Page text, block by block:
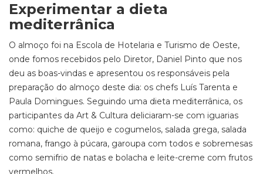
Experimentar a dieta
mediterrânica
O almoço foi na Escola de Hotelaria e Turismo de Oeste,
onde fomos recebidos pelo Diretor, Daniel Pinto que nos
deu as boas-vindas e apresentou os responsáveis pela
preparação do almoço deste dia: os chefs Luís Tarenta e
Paula Domingues. Seguindo uma dieta mediterrânica, os
participantes da Art & Cultura deliciaram-se com iguarias
como: quiche de queijo e cogumelos, salada grega, salada
romana, frango à púcara, garoupa com todos e sobremesas
como semifrio de natas e bolacha e leite-creme com frutos
vermelhos.